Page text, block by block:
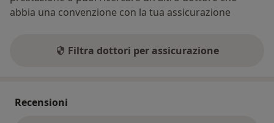
abbia una convenzione con la tua assicurazione
Filtra dottori per assicurazione
Recensioni